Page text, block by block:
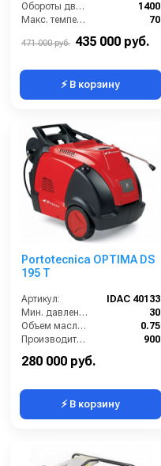
Обороты двигателя (об/мин):
1400
Макс. температура воды на выходе (°C):
70
28.4
471 000 руб. 435 000 руб.
⚡ В корзину
Portotecnica OPTIMA DS
195 T
Артикул:
IDAC 40133
Мин. давление (бар):
30
Объем масла для насоса (л):
0.75
Производительность (л/ч):
900
280 000 руб.
⚡ В корзину